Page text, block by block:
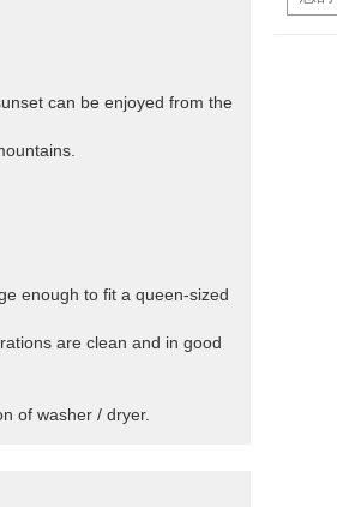
can be enjoyed from the
enough to fit a queen-sized
are clean and in good
of washer / dryer.